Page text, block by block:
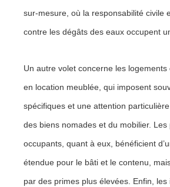
sur-mesure, où la responsabilité civile
contre les dégâts des eaux occupent
Un autre volet concerne les logements
en location meublée, qui imposent
spécifiques et une attention
des biens nomades et du mobilier.
occupants, quant à eux, bénéficient
étendue pour le bâti et le contenu,
par des primes plus élevées. Enfin, les